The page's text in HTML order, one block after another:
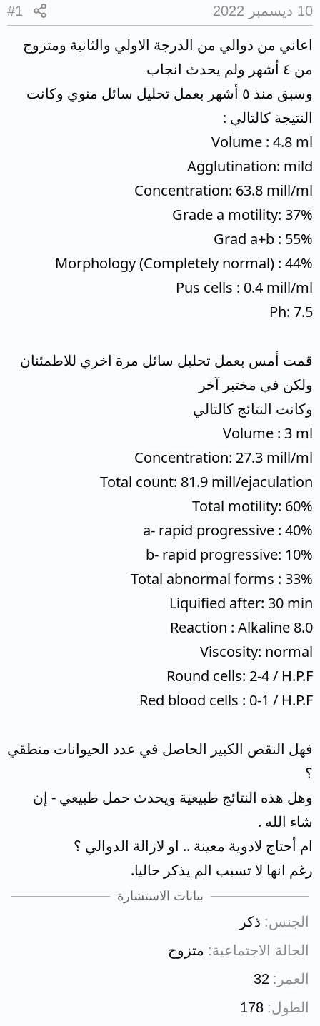
10 ديسمبر 2022 #1
اعاني من دوالي من الدرجة الاولي والثانية ومتزوج
من ٤ أشهر ولم يحدث انجاب
وسبق منذ ٥ أشهر بعمل تحليل سائل منوي وكانت
النتيجة كالتالي :
Volume : 4.8 ml
Agglutination: mild
Concentration: 63.8 mill/ml
Grade a motility: 37%
Grad a+b : 55%
Morphology (Completely normal) : 44%
Pus cells : 0.4 mill/ml
Ph: 7.5
قمت أمس بعمل تحليل سائل مرة اخري للاطمئنان
ولكن في مختبر آخر
وكانت النتائج كالتالي
Volume : 3 ml
Concentration: 27.3 mill/ml
Total count: 81.9 mill/ejaculation
Total motility: 60%
a- rapid progressive : 40%
b- rapid progressive: 10%
Total abnormal forms : 33%
Liquified after: 30 min
Reaction : Alkaline 8.0
Viscosity: normal
Round cells: 2-4 / H.P.F
Red blood cells : 0-1 / H.P.F
فهل النقص الكبير الحاصل في عدد الحيوانات منطقي
؟
وهل هذه النتائج طبيعية ويحدث حمل طبيعي - إن
شاء الله .
ام أحتاج لادوية معينة .. او لازالة الدوالي ؟
رغم انها لا تسبب الم يذكر حاليا.
بيانات الاستشارة
الجنس ذكر
الحالة الاجتماعية
متزوج
العمر
32
الطول 178